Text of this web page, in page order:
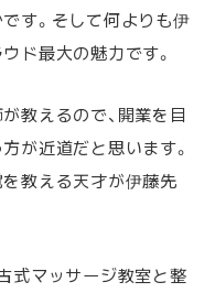
す。そして何よりも伊
ド最大の魅力です。
教えるので、開業を目
が近道だと思います。
教える天才が伊藤先
式マッサージ教室と整